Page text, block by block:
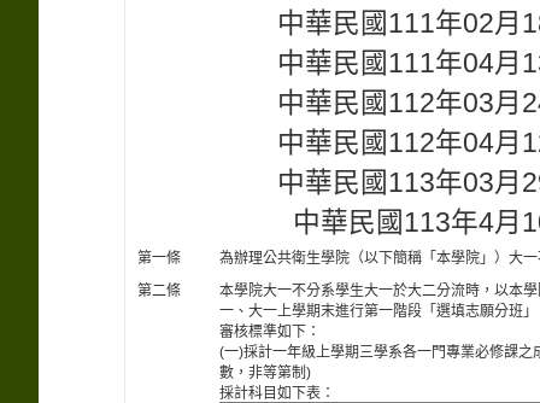
中華民國111年02月
中華民國111年04月
中華民國112年03月
中華民國112年04月
中華民國113年03月
中華民國113年4月
第一條
為辦理公共衛生學院（以下簡稱「本學院」）大
第二條
本學院大一不分系學生大一於大二分流時，以本
一、大一上學期末進行第一階段「選填志願分
審核標準如下：
(一)採計一年級上學期三學系各一門專業必修課之
數，非等第制)
採計科目如下表：